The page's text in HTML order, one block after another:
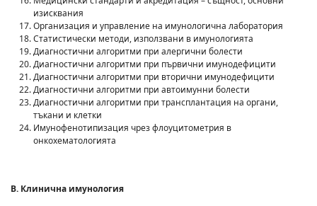
изисквания
Организация и управление на имунологична лаборатория
Статистически методи, използвани в имунологията
Диагностични алгоритми при алергични болести
Диагностични алгоритми при първични имунодефицити
Диагностични алгоритми при вторични имунодефицити
Диагностични алгоритми при автоимунни болести
Диагностични алгоритми при трансплантация на органи,
тъкани и клетки
Имунофенотипизация чрез флоуцитометрия в
онкохематологията
В. Клинична имунология